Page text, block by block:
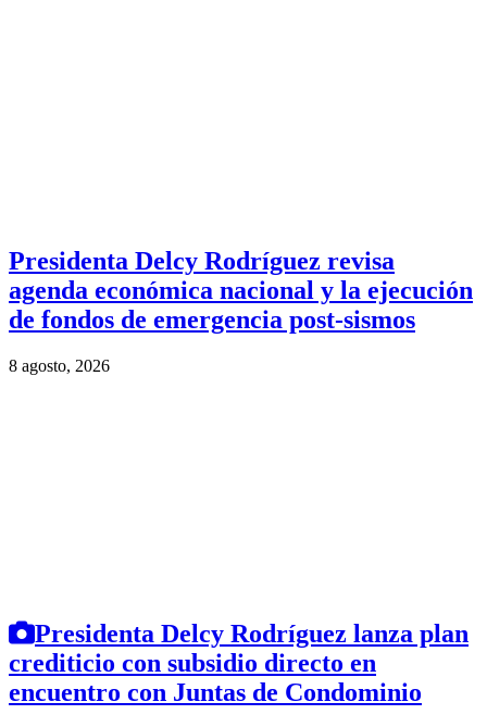
Presidenta Delcy Rodríguez revisa
agenda económica nacional y la ejecución
de fondos de emergencia post-sismos
8 agosto, 2026
Presidenta Delcy Rodríguez lanza plan
crediticio con subsidio directo en
encuentro con Juntas de Condominio